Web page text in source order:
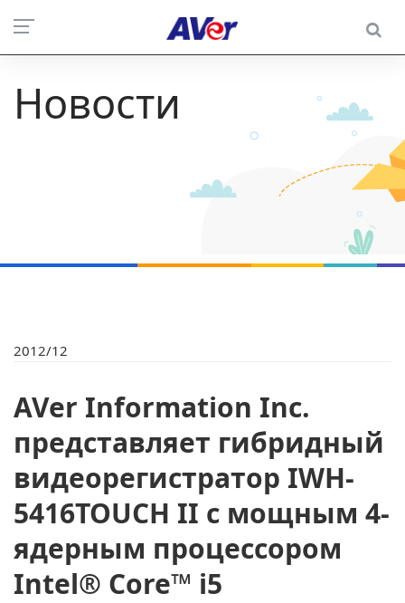
Новости
2012/12
AVer Information Inc.
представляет гибридный
видеорегистратор IWH-
5416TOUCH II с мощным 4-
ядерным процессором
Intel® Core™ i5